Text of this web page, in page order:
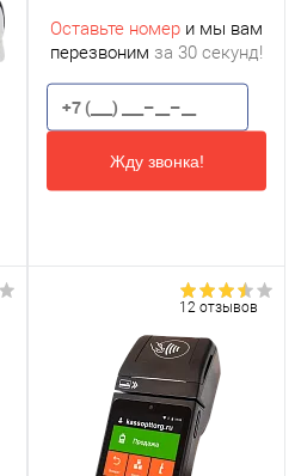
Оставьте номер и мы вам
перезвоним за 30 секунд!
Жду звонка!
12 отзывов